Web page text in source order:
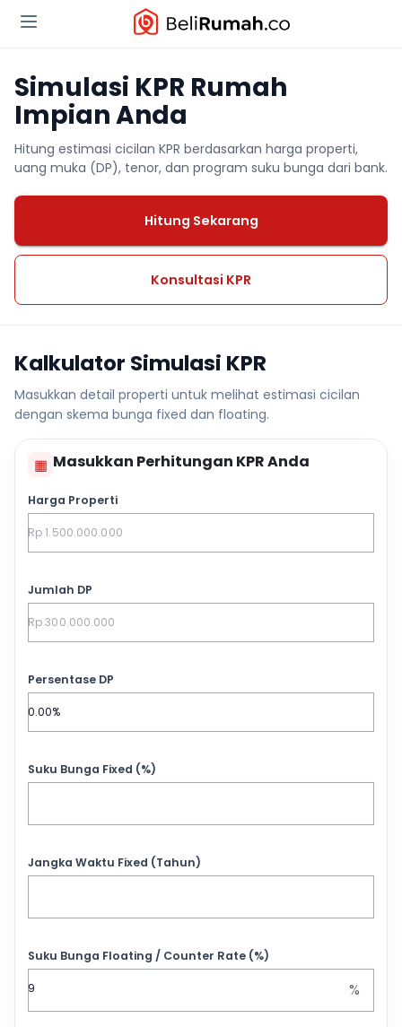
Simulasi KPR Rumah
Impian Anda
Hitung estimasi cicilan KPR berdasarkan harga properti,
uang muka (DP), tenor, dan program suku bunga dari bank.
Hitung Sekarang
Konsultasi KPR
Kalkulator Simulasi KPR
Masukkan detail properti untuk melihat estimasi cicilan
dengan skema bunga fixed dan floating.
▦ Masukkan Perhitungan KPR Anda
Harga Properti
Jumlah DP
Persentase DP
Suku Bunga Fixed (%)
Jangka Waktu Fixed (Tahun)
Suku Bunga Floating / Counter Rate (%)
%